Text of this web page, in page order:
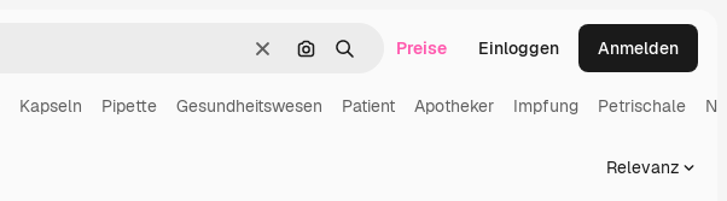
LöschenNach Bild suchen
SuchenPreise Einloggen Anmelden
Kapseln Pipette Gesundheitswesen Patient Apotheker Impfung Petrischale
Relevanz